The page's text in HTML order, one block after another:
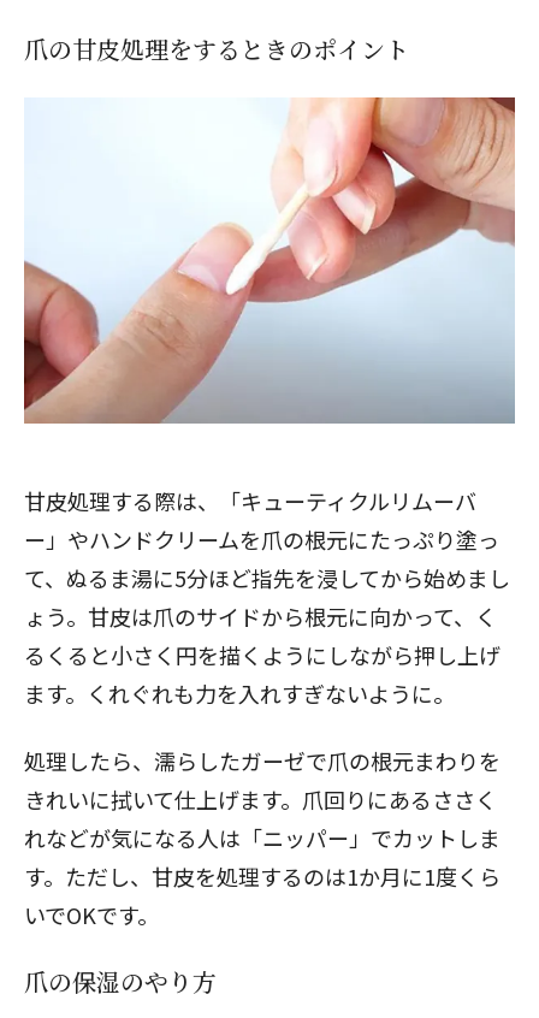
爪の甘皮処理をするときのポイント
甘皮処理する際は、「キューティクルリムーバ
ー」やハンドクリームを爪の根元にたっぷり塗っ
て、ぬるま湯に5分ほど指先を浸してから始めまし
ょう。甘皮は爪のサイドから根元に向かって、く
るくると小さく円を描くようにしながら押し上げ
ます。くれぐれも力を入れすぎないように。
処理したら、濡らしたガーゼで爪の根元まわりを
きれいに拭いて仕上げます。爪回りにあるささく
れなどが気になる人は「ニッパー」でカットしま
す。ただし、甘皮を処理するのは1か月に1度くら
いでOKです。
爪の保湿のやり方